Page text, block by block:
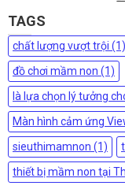
TAGS
chất lượng vượt trội (1)
đồ chơi mầm non (1)
là lựa chọn lý tưởng
Màn hình cảm ứng
sieuthimamnon (1)
thiết bị mầm non tại